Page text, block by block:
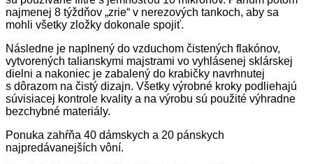
najmenej 8 týždňov „zrie“ v nerezových tankoch, aby sa
mohli všetky zložky dokonale spojiť.
Následne je naplnený do vzduchom čistených flakónov,
vytvorených talianskymi majstrami vo vyhlásenej sklárskej
dielni a nakoniec je zabalený do krabičky navrhnutej
s dôrazom na čistý dizajn. Všetky výrobné kroky podliehajú
súvisiacej kontrole kvality a na výrobu sú použité výhradne
bezchybné materiály.
Ponuka zahŕňa 40 dámskych a 20 pánskych
najpredávanejších vôní.